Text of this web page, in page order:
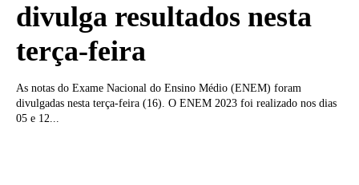
divulga resultados nesta
terça-feira
As notas do Exame Nacional do Ensino Médio (ENEM) foram
divulgadas nesta terça-feira (16). O ENEM 2023 foi realizado nos dias
05 e 12...